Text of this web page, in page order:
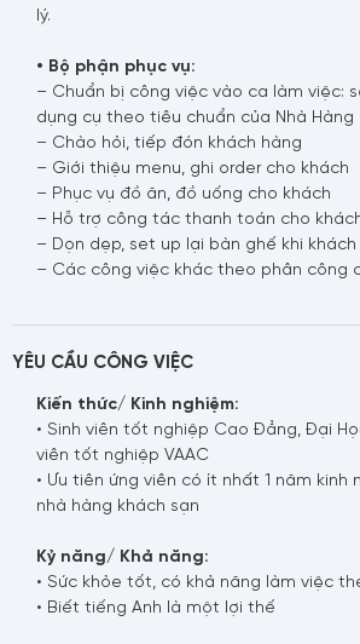
lý.
• Bộ phận phục vụ:
– Chuẩn bị công việc vào ca làm việc:
dụng cụ theo tiêu chuẩn của Nhà Hàng
– Chào hỏi, tiếp đón khách hàng
– Giới thiệu menu, ghi order cho khách
– Phục vụ đồ ăn, đồ uống cho khách
– Hỗ trợ công tác thanh toán cho
– Dọn dẹp, set up lại bàn ghế khi khách
– Các công việc khác theo phân công
YÊU CẦU CÔNG VIỆC
Kiến thức/ Kinh nghiệm:
• Sinh viên tốt nghiệp Cao Đẳng, Đại
viên tốt nghiệp VAAC
• Ưu tiên ứng viên có ít nhất 1 năm kinh
nhà hàng khách sạn
Kỷ năng/ Khả năng:
• Sức khỏe tốt, có khả năng làm việc
• Biết tiếng Anh là một lợi thế